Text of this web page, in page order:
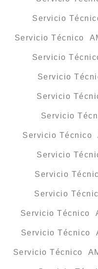
Servicio
Servicio Técnico
Servicio
Servicio
Servicio
Servicio
Servicio Técnico
Servicio
Servicio
Servicio
Servicio Técnico
Servicio Técnico
Servicio Técnico